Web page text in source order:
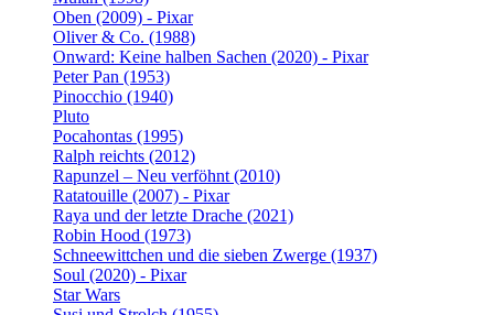
Oben (2009) - Pixar
Oliver & Co. (1988)
Onward: Keine halben Sachen (2020) - Pixar
Peter Pan (1953)
Pinocchio (1940)
Pluto
Pocahontas (1995)
Ralph reichts (2012)
Rapunzel – Neu verföhnt (2010)
Ratatouille (2007) - Pixar
Raya und der letzte Drache (2021)
Robin Hood (1973)
Schneewittchen und die sieben Zwerge (1937)
Soul (2020) - Pixar
Star Wars